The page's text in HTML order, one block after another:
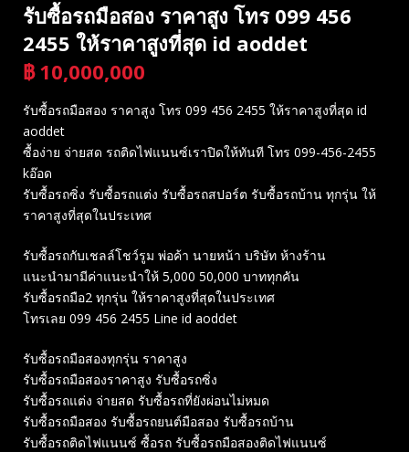
รับซื้อรถมือสอง ราคาสูง โทร 099 456
2455 ให้ราคาสูงที่สุด id aoddet
฿ 10,000,000
รับซื้อรถมือสอง ราคาสูง โทร 099 456 2455 ให้ราคาสูงที่สุด id
aoddet
ซื้อง่าย จ่ายสด รถติดไฟแนนซ์เราปิดให้ทันที โทร 099-456-2455
kอ๊อด
รับซื้อรถซิ่ง รับซื้อรถแต่ง รับซื้อรถสปอร์ต รับซื้อรถบ้าน ทุกรุ่น ให้
ราคาสูงที่สุดในประเทศ
รับซื้อรถกับเชลล์โชว์รูม พ่อค้า นายหน้า บริษัท ห้างร้าน
แนะนำมามีค่าแนะนำให้ 5,000 50,000 บาททุกคัน
รับซื้อรถมือ2 ทุกรุ่น ให้ราคาสูงที่สุดในประเทศ
โทรเลย 099 456 2455 Line id aoddet
รับซื้อรถมือสองทุกรุ่น ราคาสูง
รับซื้อรถมือสองราคาสูง รับซื้อรถซิ่ง
รับซื้อรถแต่ง จ่ายสด รับซื้อรถที่ยังผ่อนไม่หมด
รับซื้อรถมือสอง รับซื้อรถยนต์มือสอง รับซื้อรถบ้าน
รับซื้อรถติดไฟแนนซ์ ซื้อรถ รับซื้อรถมือสองติดไฟแนนซ์